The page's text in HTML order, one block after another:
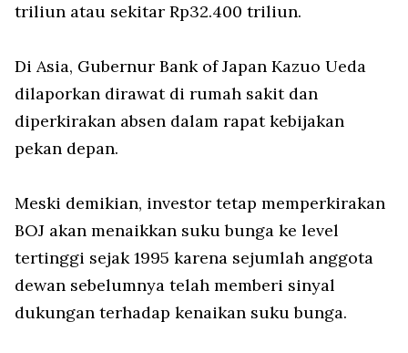
triliun atau sekitar Rp32.400 triliun.
Di Asia, Gubernur Bank of Japan Kazuo Ueda
dilaporkan dirawat di rumah sakit dan
diperkirakan absen dalam rapat kebijakan
pekan depan.
Meski demikian, investor tetap memperkirakan
BOJ akan menaikkan suku bunga ke level
tertinggi sejak 1995 karena sejumlah anggota
dewan sebelumnya telah memberi sinyal
dukungan terhadap kenaikan suku bunga.